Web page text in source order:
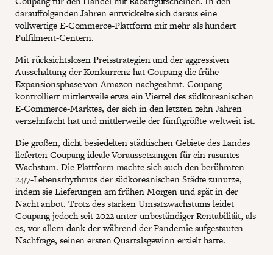
darauffolgenden Jahren entwickelte sich daraus eine
vollwertige E-Commerce-Plattform mit mehr als hundert
Fulfilment-Centern.
Mit rücksichtslosen Preisstrategien und der aggressiven
Ausschaltung der Konkurrenz hat Coupang die frühe
Expansionsphase von Amazon nachgeahmt. Coupang
kontrolliert mittlerweile etwa ein Viertel des südkoreanischen
E-Commerce-Marktes, der sich in den letzten zehn Jahren
verzehnfacht hat und mittlerweile der fünftgrößte weltweit ist.
Die großen, dicht besiedelten städtischen Gebiete des Landes
lieferten Coupang ideale Voraussetzungen für ein rasantes
Wachstum. Die Plattform machte sich auch den berühmten
24/7-Lebensrhythmus der südkoreanischen Städte zunutze,
indem sie Lieferungen am frühen Morgen und spät in der
Nacht anbot. Trotz des starken Umsatzwachstums leidet
Coupang jedoch seit 2022 unter unbeständiger Rentabilität, als
es, vor allem dank der während der Pandemie aufgestauten
Nachfrage, seinen ersten Quartalsgewinn erzielt hatte.